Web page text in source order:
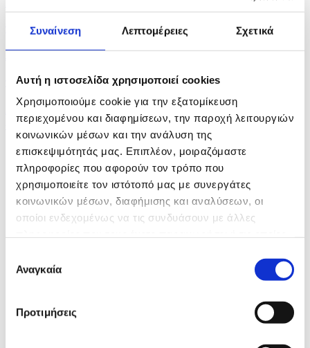
Συναίνεση Λεπτομέρειες Σχετικά
Αυτή η ιστοσελίδα χρησιμοποιεί cookies
Χρησιμοποιούμε cookie για την εξατομίκευση
περιεχομένου και διαφημίσεων, την παροχή λειτουργιών
κοινωνικών μέσων και την ανάλυση της
επισκεψιμότητάς μας. Επιπλέον, μοιραζόμαστε
πληροφορίες που αφορούν τον τρόπο που
χρησιμοποιείτε τον ιστότοπό μας με συνεργάτες
κοινωνικών μέσων, διαφήμισης και αναλύσεων, οι
οποίοι ενδεχομένως να τις συνδυάσουν με άλλες
των υπηρεσιών τους.
συγκατάθεσης
Αναγκαία
Προτιμήσεις
πριν 29 λεπτά
Δελτίο Δραστηριότητας Αποδήμων
πριν 32 λεπτά
Απεβίωσε ο βετεράνος του Β' Παγκοσμίου και
αγωνιστής...